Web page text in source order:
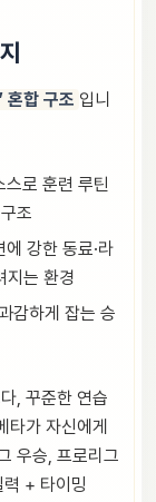
혼합 구조 입니
로 훈련 루틴
조
강한 동료·라
지는 환경
감하게 잡는 승
, 꾸준한 연습
타가 자신에게
우승, 프로리그
+ 타이밍